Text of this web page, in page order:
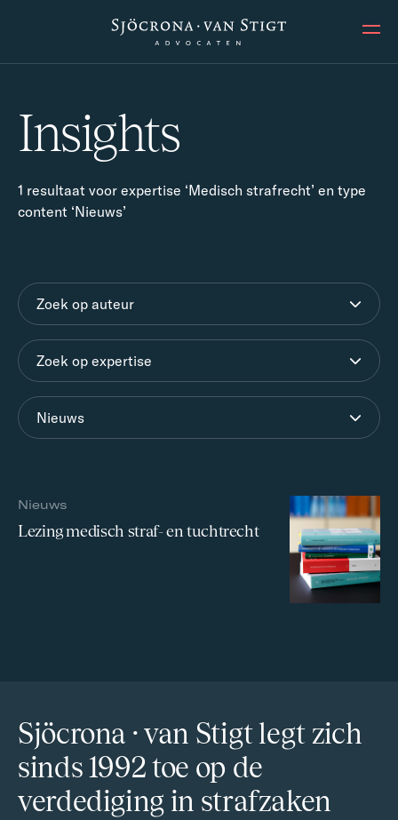
Insights
1 resultaat voor expertise ‘Medisch strafrecht’ en type
content ‘Nieuws’
Zoek op auteur
Zoek op expertise
Nieuws
Nieuws
Lezing medisch straf- en tuchtrecht
Sjöcrona · van Stigt legt zich
sinds 1992 toe op de
verdediging in strafzaken